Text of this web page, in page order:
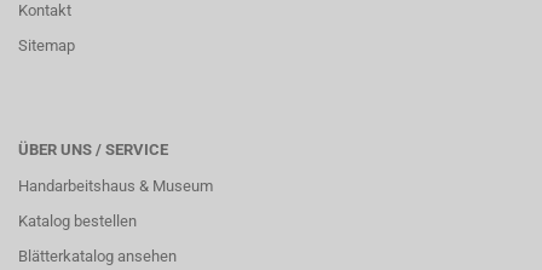
Kontakt
Sitemap
ÜBER UNS / SERVICE
Handarbeitshaus & Museum
Katalog bestellen
Blätterkatalog ansehen